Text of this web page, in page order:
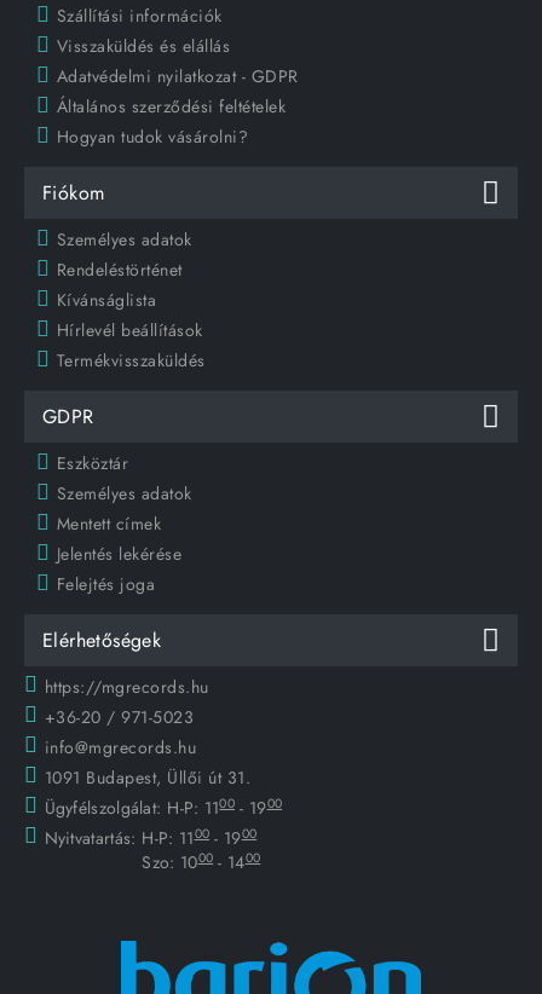
Szállítási információk
Visszaküldés és elállás
Adatvédelmi nyilatkozat - GDPR
Általános szerződési feltételek
Hogyan tudok vásárolni?
Fiókom
Személyes adatok
Rendeléstörténet
Kívánságlista
Hírlevél beállítások
Termékvisszaküldés
GDPR
Eszköztár
Személyes adatok
Mentett címek
Jelentés lekérése
Felejtés joga
Elérhetőségek
https://mgrecords.hu
+36-20 / 971-5023
info@mgrecords.hu
1091 Budapest, Üllői út 31.
Ügyfélszolgálat: H-P: 1100 - 1900
Nyitvatartás: H-P: 1100 - 1900
Szo: 1000 - 1400